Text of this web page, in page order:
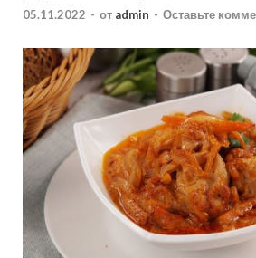
05.11.2022 - от admin - Оставьте